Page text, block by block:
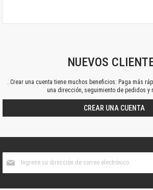
NUEVOS
..Crear una cuenta tiene muchos beneficios: Paga más
una dirección, seguimiento de pedidos y
CREAR UNA CUENTA
boletín